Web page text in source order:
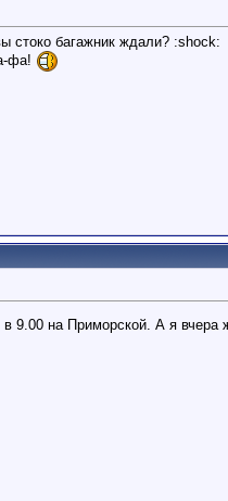
стоко багажник ждали? :shock:
фа!
9.00 на Приморской. А я